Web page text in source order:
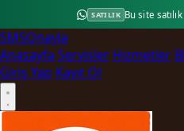
SATILIK Bu site
SMSOnayla
Anasayfa Servisler Hizmetler
Giriş Yap Kayıt Ol